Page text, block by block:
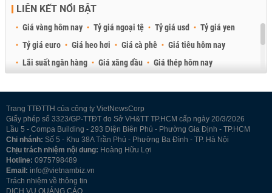
LIÊN KẾT NỔI BẬT
Giá vàng hôm nay Tỷ giá ngoại tệ Tỷ giá usd
Tỷ giá yen
Tỷ giá euro
Giá heo hơi Giá cà phê
Giá tiêu hôm nay
Lãi suất ngân hàng
Giá xăng dầu
Giá thép hôm nay
Trang TTĐTTH của công ty VietNewsCorp
Giấy phép số 3323/GP-TTĐT do Sở VH&TT TP.HCM cấp ngày 20/3/2026
Lầu 5 - Compa Building - 293 Điện Biên Phủ - Phường Gia Định - TP.HCM
Chi nhánh: Số 5 - Khu 38A Trần Phú - Phường Ba Đình - TP. Hà Nội
Chịu trách nhiệm nội dung: Hoàng Hữu Lợi
Hotline: 0975798489
Email: info@vietnambiz.vn
Trách nhiệm về thông tin
DỊCH VỤ QUẢNG CÁO